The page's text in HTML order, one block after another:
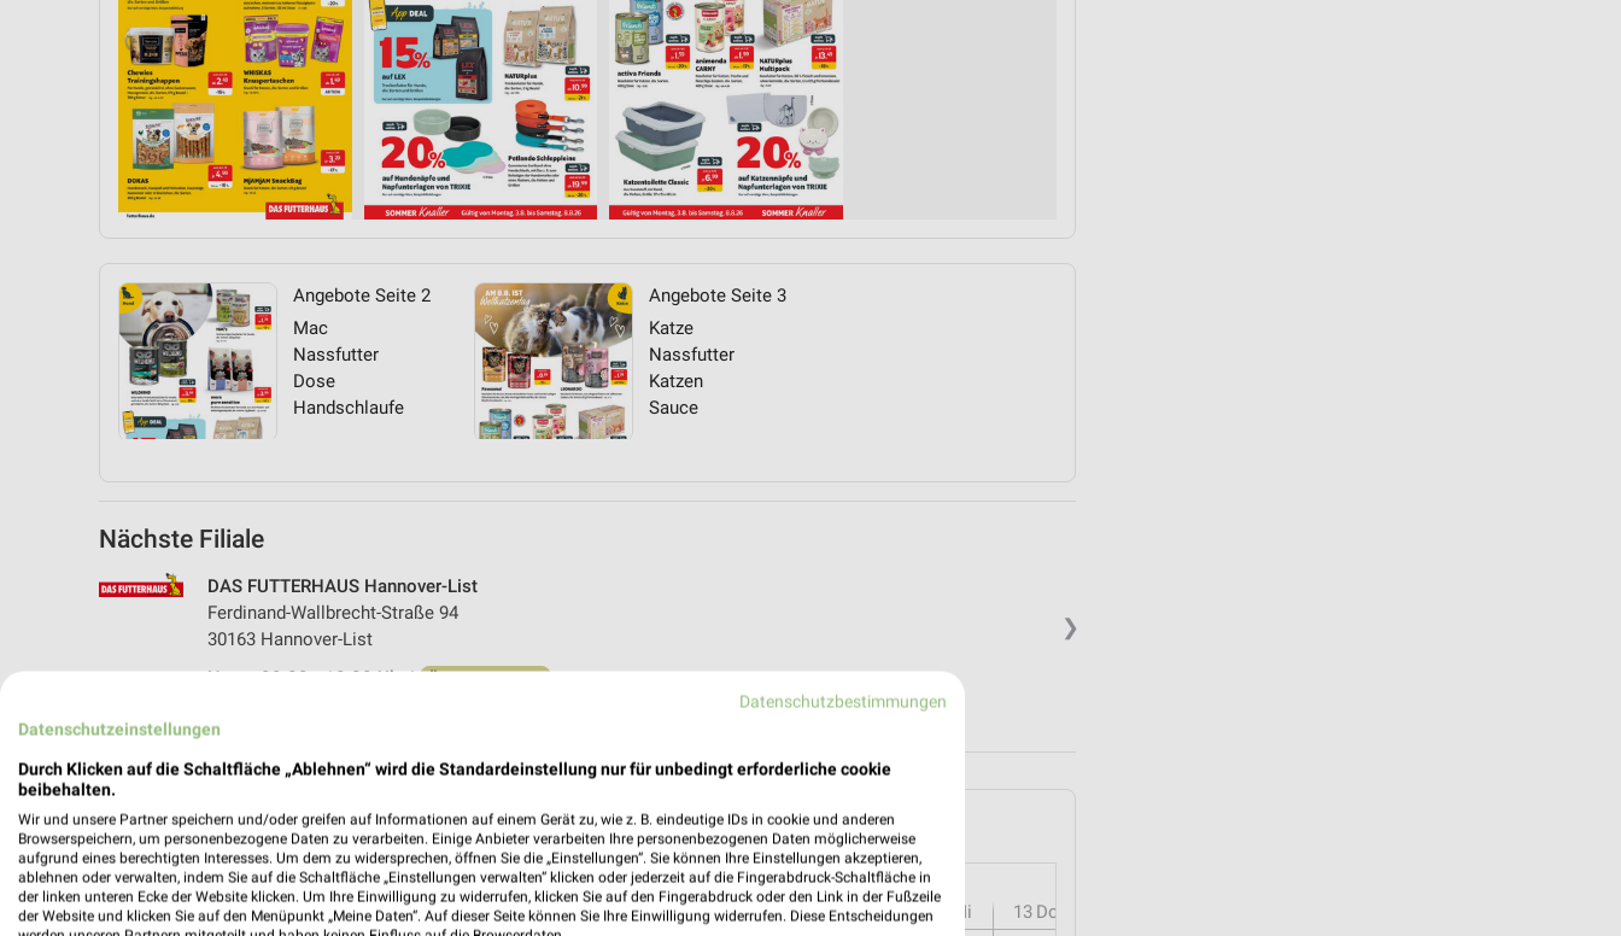
Angebote Seite 2
Mac
Nassfutter
Dose
Handschlaufe
Angebote Seite 3
Katze
Nassfutter
Katzen
Sauce
Nächste Filiale
❯
DAS FUTTERHAUS Hannover-List
Ferdinand-Wallbrecht-Straße 94
30163 Hannover-List
Heute 09:00 - 18:00 Uhr | Öffnet in 35 Min.
Angebote-Kalender für DAS FUTTERHAUS in Langenhagen und Umgebung
Aug.
03 Mo 04Di 05 Mi 06 Do 07 Fr 08 Sa 09So 10Mo 11Di 12 Mi 13 Do
Datenschutzbestimmungen
Datenschutzeinstellungen
Durch Klicken auf die Schaltfläche „Ablehnen“ wird die Standardeinstellung nur für unbedingt erforderliche cookie
beibehalten.
Wir und unsere Partner speichern und/oder greifen auf Informationen auf einem Gerät zu, wie z. B. eindeutige IDs in cookie und anderen
Browserspeichern, um personenbezogene Daten zu verarbeiten. Einige Anbieter verarbeiten Ihre personenbezogenen Daten möglicherweise
aufgrund eines berechtigten Interesses. Um dem zu widersprechen, öffnen Sie die „Einstellungen“. Sie können Ihre Einstellungen akzeptieren,
ablehnen oder verwalten, indem Sie auf die Schaltfläche „Einstellungen verwalten“ klicken oder jederzeit auf die Fingerabdruck-Schaltfläche in
der linken unteren Ecke der Website klicken. Um Ihre Einwilligung zu widerrufen, klicken Sie auf den Fingerabdruck oder den Link in der Fußzeile
der Website und klicken Sie auf den Menüpunkt „Meine Daten“. Auf dieser Seite können Sie Ihre Einwilligung widerrufen. Diese Entscheidungen